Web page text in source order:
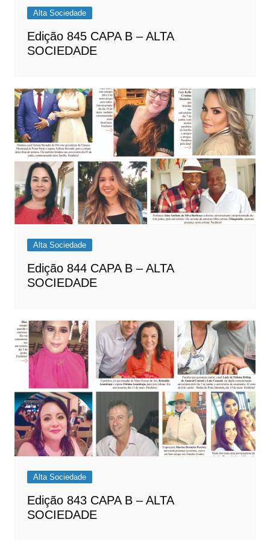
Alta Sociedade
Edição 845 CAPA B – ALTA
SOCIEDADE
Alta Sociedade
Edição 844 CAPA B – ALTA
SOCIEDADE
Alta Sociedade
Edição 843 CAPA B – ALTA
SOCIEDADE